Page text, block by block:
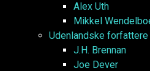
Alex Uth
Mikkel
Udenlandske forfattere
J.H. Brennan
Joe Dever